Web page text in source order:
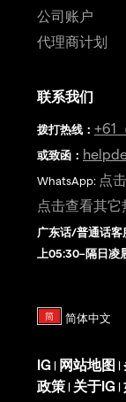
公司账户
代理商计划
联系我们
拨打热线 ： +61
或致函：
WhatsApp: 点
点击查看其
广东话/普通话客
上05:30–隔日凌
IG | 网站地图 |
政策 | 关于IG |